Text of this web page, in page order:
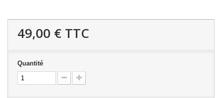
49,00 € TTC
Quantité